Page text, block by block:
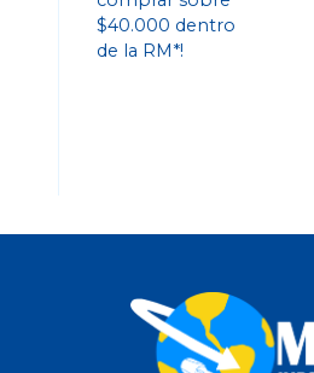
$40.000 dentro
de la RM*!